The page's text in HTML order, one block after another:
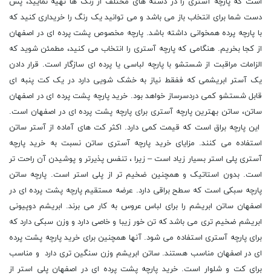
دست شما برای انتخاب باز می باشد و می توانید یک رنگ را خریداری کنید که
با پارچه پرده همخوانی داشته باشد. پارچه مخصوص پشت پرده ای در اصفهان
از کجا بخریم. هنگامی که پارچه آستری را انتخاب می کنید، مطمئن شوید که
الزامات مراقبت از شستشو با پارچه لباسی یا پرده ای سازگار است. قرار دادن
یک آستر ابریشمی که ففقط نیاز به خشک شویی دارد در یک کت پنبه ای
قابل شستشو کمی دردسرساز خواهد بود. خرید پارچه پشت پرده ای در اصفهان
ساتن، ساتن بهترین پارچه آستری برای پارچه پشت پرده ای در اصفهان است.
این پارچه براق است که قیمت کمی دارد. اکثر کت های آماده از آستر ساتن
استفاده می کنند. مزایای خرید پارچه آستری ساتن نسبت به خرید پارچه
آستری پلی استر بسیار زیاد است – زیرا ، تنفس پذیرتر و پوشیدن آن راحت تر
است. بدون استاتیک و همچنین ضخیم تر از پلی استر است. پارچه ساتن
پارچه سبکی است که سطح براقی دارد. عرضه مستقیم پارچه پشت پرده ای در
اصفهان ساتن ابریشم را برای لباس عروس به کار می برند. ابریشم دوپیونی
ابریشم ضخیم تری می باشد که تن خور زیبا و خاصی دارد و وزن سبکی دارد که
برای پارچه آستری استفاده می شود. آنها همچنین برای خرید پارچه پشت پرده
ای در اصفهان مناسب هستند. ساتن ابریشم وزن سنگین تری دارد و مناسب
برای کت و شلوار است. خرید پارچه پشت پرده ای در اصفهان پلی استر از